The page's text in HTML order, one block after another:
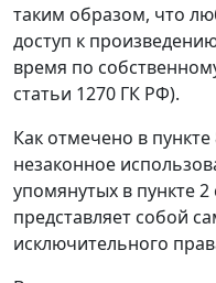
таким образом, что
доступ к
время по
статьи 1270 ГК РФ).
Как отмечено в
незаконное
упомянутых в пункте
представляет собой
исключительного